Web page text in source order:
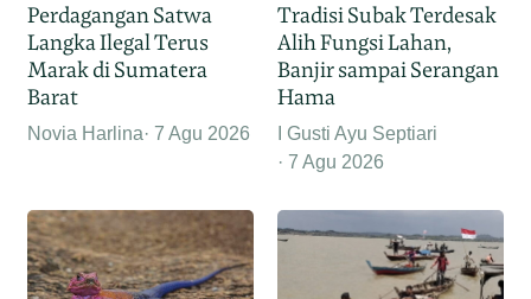
Perdagangan Satwa
Langka Ilegal Terus
Marak di Sumatera
Barat
Novia Harlina 7 Agu 2026
Tradisi Subak Terdesak
Alih Fungsi Lahan,
Banjir sampai Serangan
Hama
I Gusti Ayu Septiari
7 Agu 2026